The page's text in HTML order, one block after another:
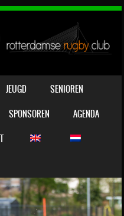
INHOUD
JEUGD
SENIOREN
SPONSOREN
AGENDA